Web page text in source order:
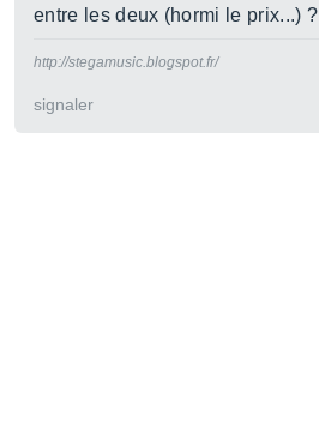
entre les deux (hormi le prix...) ?
http://stegamusic.blogspot.fr/
signaler